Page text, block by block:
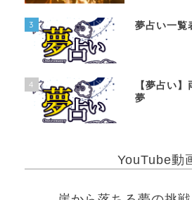
3 夢占い一覧
4
【夢占い
夢
YouTube動